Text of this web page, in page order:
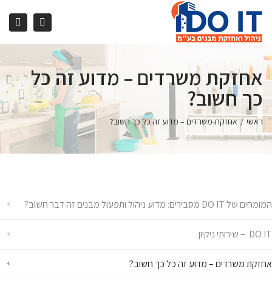
Search
אחזקת משרדים – מדוע זה כל
כך חשוב?
ראשי אחזקת משרדים – מדוע זה כל כך חשוב?
המומחים של DO IT מסבירים: מדוע ניהול ותפעול מבנים זה דבר חשוב?
DO IT – שירותי ניקיון
אחזקת משרדים – מדוע זה כל כך חשוב?